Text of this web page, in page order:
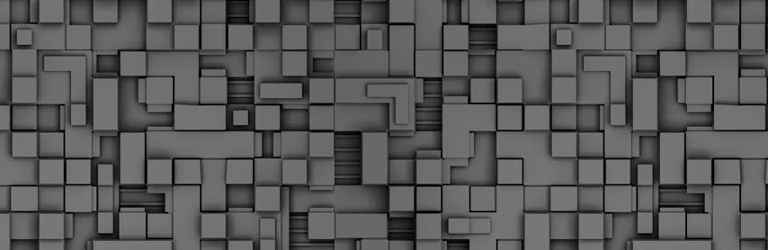
Γνωστοποίηση έκδοσης οριστικών αποτελεσμάτων –
Παροχή οδηγιών.
► Δείτε/κατεβάστε την πολυαναμενόμενη εγκύκλιο του Υπ.
FEB
1
Με διαρροή 2 μέρες πριν την στάση εργασίας
ενημερώνει το ΣτΕ για την απόρριψη της επαναφοράς